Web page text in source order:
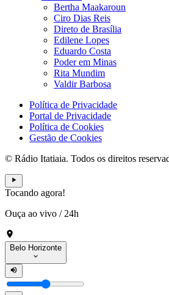
Bertha Maakaroun
Ciro Dias Reis
Direto de Brasília
Edilene Lopes
Eduardo Costa
Poder em Minas
Rita Mundim
Valdir Barbosa
Política de Privacidade
Portal de Privacidade
Política de Cookies
Gestão de Cookies
© Rádio Itatiaia. Todos os direitos
Tocando agora!
Ouça ao vivo / 24h
Belo Horizonte